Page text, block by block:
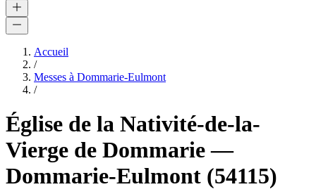
Accueil
/
Messes à Dommarie-Eulmont
/
Église de la Nativité-de-la-
Vierge de Dommarie—
Dommarie-Eulmont (54115)